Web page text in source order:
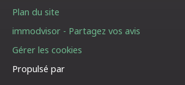
Plan du site
immodvisor - Partagez vos avis
Gérer les cookies
Propulsé par